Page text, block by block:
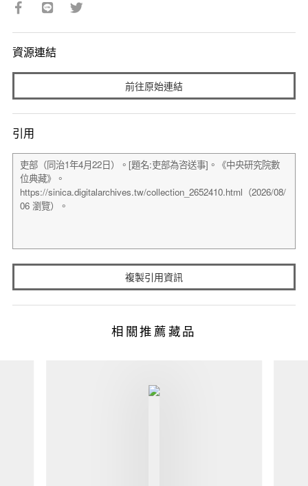
資源連結
前往原始連結
引用
複製引用資訊
相關推薦藏品